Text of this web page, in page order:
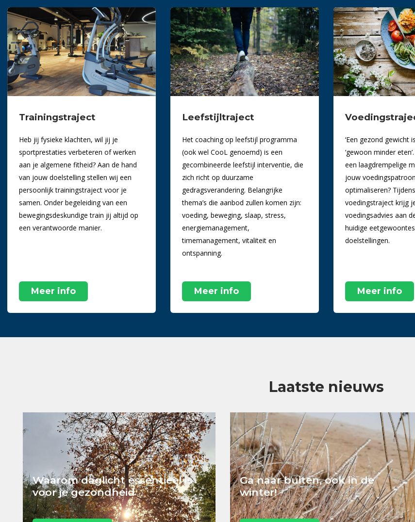
Trainingstraject
Heb jij fysieke klachten, wil jij je
sportprestaties verbeteren of werken
aan je algemene fitheid? Aan de hand
van jouw doelstelling stellen wij een
persoonlijk trainingstraject voor je
samen. Onder begeleiding van een
bewegingsdeskundige train jij altijd op
een verantwoorde manier.
Meer info
Leefstijltraject
Het coaching op leefstijl programma
(ook wel CooL genoemd) is een
gecombineerde leefstijl interventie, die
zich richt op duurzame
gedragsverandering. Belangrijke
thema’s die aanbod zullen komen zijn:
voeding, beweging, slaap, stress,
energiemanagement,
timemanagement, vitaliteit en
ontspanning.
Meer info
‘Een gezond gewicht
‘gewoon minder
een laagdrempelige
jouw
optimaliseren?
voedingstraject krijg
voedingsadvies aan
huidige
doelstellingen.
Meer info
Laatste nieuws
Waarom daglicht essentieel is
voor je gezondheid
Ga naar buiten, ook in de
winter!